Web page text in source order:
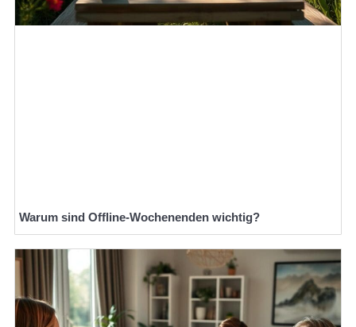
Warum sind Offline-Wochenenden wichtig?